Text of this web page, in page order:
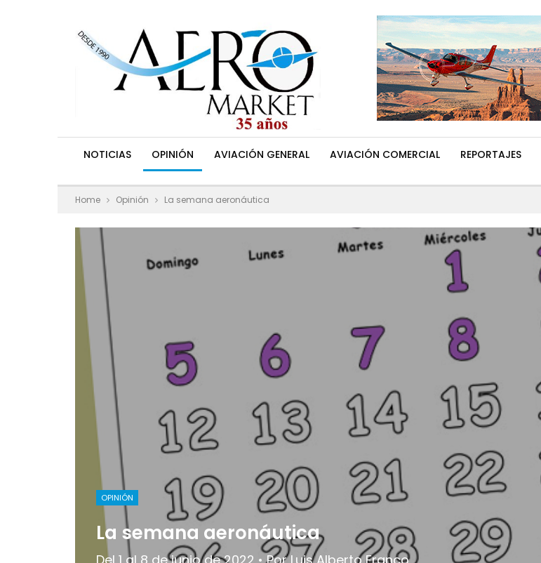
NOTICIAS OPINIÓN AVIACIÓN GENERAL AVIACIÓN COMERCIAL REPORTAJES
Home Opinión La semana aeronáutica
OPINIÓN
La semana aeronáutica